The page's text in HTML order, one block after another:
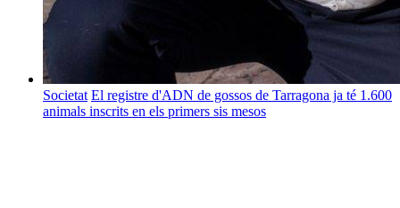
Societat El registre d'ADN de gossos de Tarragona ja té 1.600
animals inscrits en els primers sis mesos